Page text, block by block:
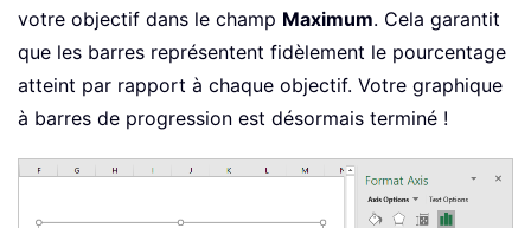
votre objectif dans le champ Maximum. Cela garantit
que les barres représentent fidèlement le pourcentage
atteint par rapport à chaque objectif. Votre graphique
à barres de progression est désormais terminé !